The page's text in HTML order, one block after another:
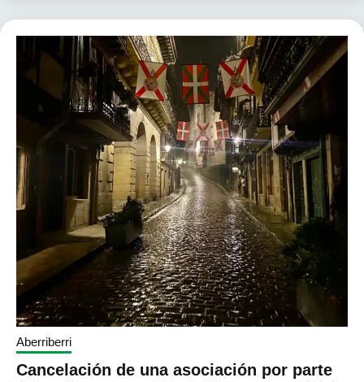
Aberriberri
Cancelación de una asociación por parte